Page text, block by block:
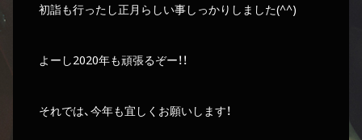
初詣も行ったし正月らしい事しっかりしました(^^)
よーし2020年も頑張るぞー！！
それでは、今年も宜しくお願いします！